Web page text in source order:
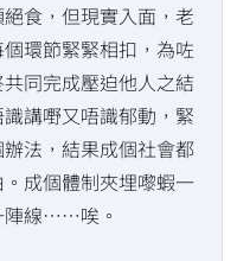
食，但現實入面，老
環節緊緊相扣，為咗
同完成壓迫他人之結
講嘢又唔識郁動，緊
法，結果成個社會都
成個體制夾埋嚟蝦一
陣線⋯⋯唉。